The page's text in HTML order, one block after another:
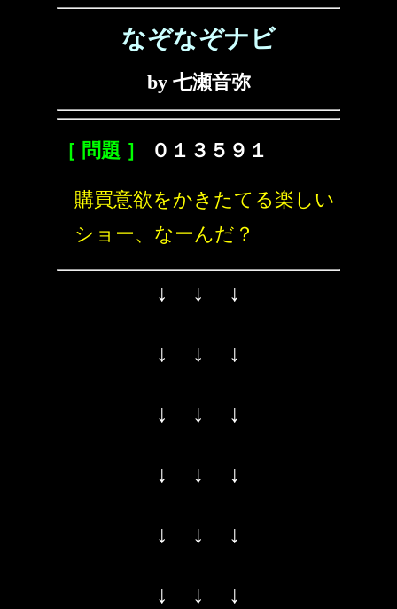
なぞなぞナビ
by 七瀬音弥
［ 問題 ］ ０１３５９１
購買意欲をかきたてる楽しい
ショー、なーんだ？
↓ ↓ ↓
↓ ↓ ↓
↓ ↓ ↓
↓ ↓ ↓
↓ ↓ ↓
↓ ↓ ↓